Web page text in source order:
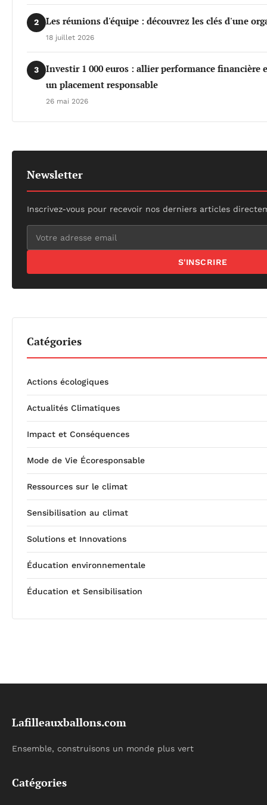
2 Les réunions d'équipe : découvrez les clés d'une
18 juillet 2026
3
Investir 1 000 euros : allier performance financière
un placement responsable
26 mai 2026
Newsletter
Inscrivez-vous pour recevoir nos derniers articles
S'INSCRIRE
Catégories
Actions écologiques
Actualités Climatiques
Impact et Conséquences
Mode de Vie Écoresponsable
Ressources sur le climat
Sensibilisation au climat
Solutions et Innovations
Éducation environnementale
Éducation et Sensibilisation
Lafilleauxballons.com
Ensemble, construisons un monde plus vert
Catégories